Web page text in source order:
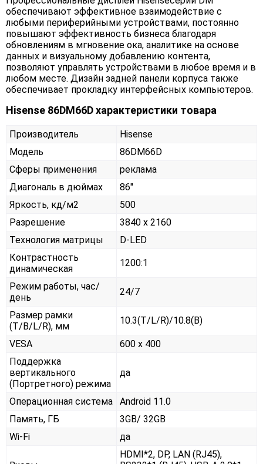
обеспечивают эффективное взаимодействие с
любыми периферийными устройствами, постоянно
повышают эффективность бизнеса благодаря
обновлениям в мгновение ока, аналитике на основе
данных и визуальному добавлению контента,
позволяют управлять устройствами в любое время и в
любом месте. Дизайн задней панели корпуса также
обеспечивает прокладку интерфейсных компьютеров.
Hisense 86DM66D характеристики товара
Производитель
Hisense
Модель
86DM66D
Сферы применения
реклама
Диагональ в дюймах
86"
Яркость, кд/м2
500
Разрешение
3840 x 2160
Технология матрицы
D-LED
Контрастность
динамическая
1200:1
Режим работы, час/
день
24/7
Размер рамки
(T/B/L/R), мм
10.3(T/L/R)/10.8(B)
VESA
600 x 400
Поддержка
вертикального
(Портретного) режима
да
Операционная система
Android 11.0
Память, ГБ
3GB/ 32GB
Wi-Fi
да
HDMI*2, DP, LAN (RJ45),